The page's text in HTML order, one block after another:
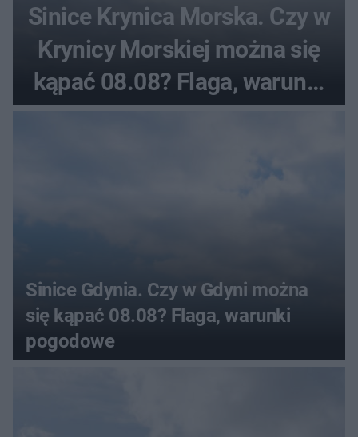
Sinice Krynica Morska. Czy w
Krynicy Morskiej można się
kąpać 08.08? Flaga, warunki
Sinice Gdynia. Czy w Gdyni można
się kąpać 08.08? Flaga, warunki
pogodowe